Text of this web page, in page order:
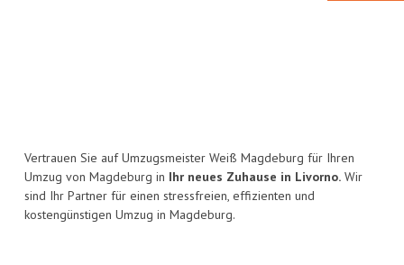
Vertrauen Sie auf Umzugsmeister Weiß Magdeburg für Ihren
Umzug von Magdeburg in Ihr neues Zuhause in Livorno. Wir
sind Ihr Partner für einen stressfreien, effizienten und
kostengünstigen Umzug in Magdeburg.